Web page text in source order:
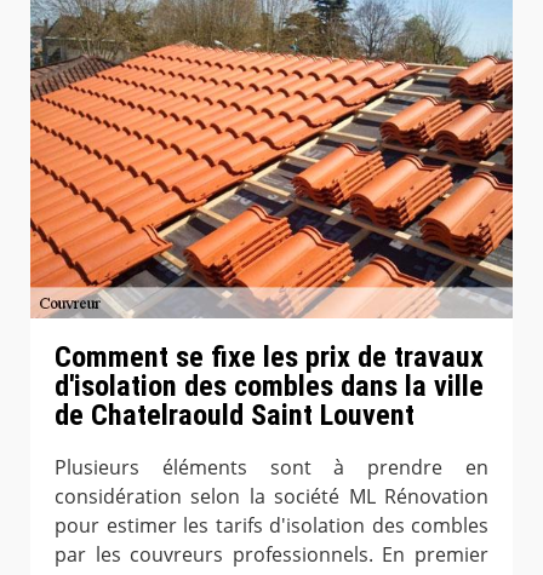
Comment se fixe les prix de travaux
d'isolation des combles dans la ville
de Chatelraould Saint Louvent
Plusieurs éléments sont à prendre en
considération selon la société ML Rénovation
pour estimer les tarifs d'isolation des combles
par les couvreurs professionnels. En premier